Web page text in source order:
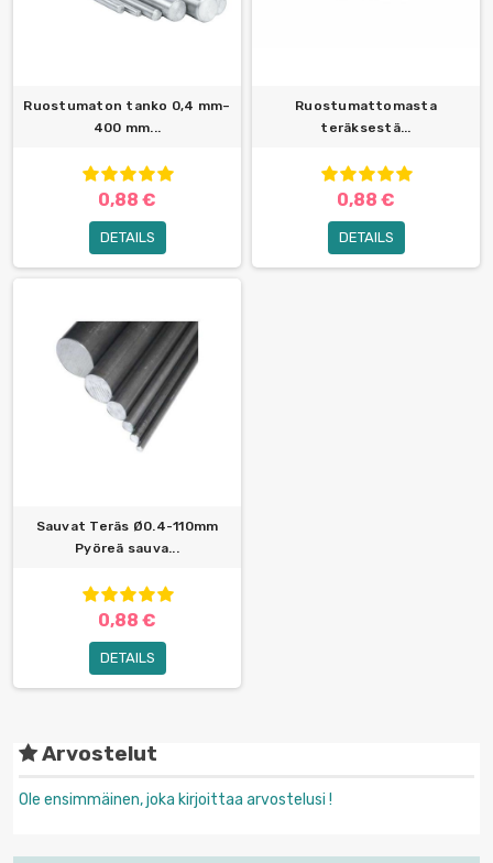
Ruostumaton tanko 0,4 mm–
400 mm...
0,88 €
DETAILS
Ruostumattomasta
teräksestä...
0,88 €
DETAILS
Sauvat Teräs Ø0.4-110mm
Pyöreä sauva...
0,88 €
DETAILS
Arvostelut
Ole ensimmäinen, joka kirjoittaa arvostelusi !